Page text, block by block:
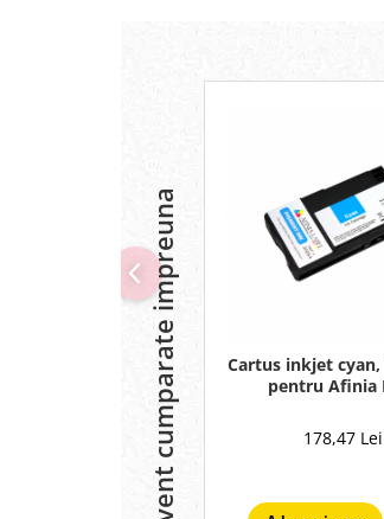
Frecvent cumparate impreuna
Cartus inkjet
pentru Afinia
178,47 Lei